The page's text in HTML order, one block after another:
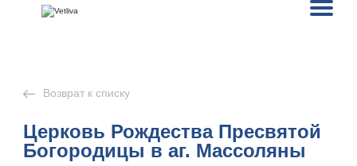
Возврат к списку
Церковь Рождества Пресвятой
Богородицы в аг. Массоляны